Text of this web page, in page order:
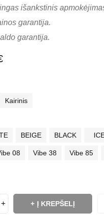
išankstinis
garantija.
garantija.
Kairinis
BEIGE BLACK
08 Vibe 38 Vibe 85
Į KREPŠELĮ